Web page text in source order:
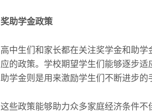
奖助学金政策
高中生们和家长都在关注奖学金和助
应的政策。学校期望学生们能够逐步
助学金则是用来激励学生们不断进步的
这些政策能够助力众多家庭经济条件